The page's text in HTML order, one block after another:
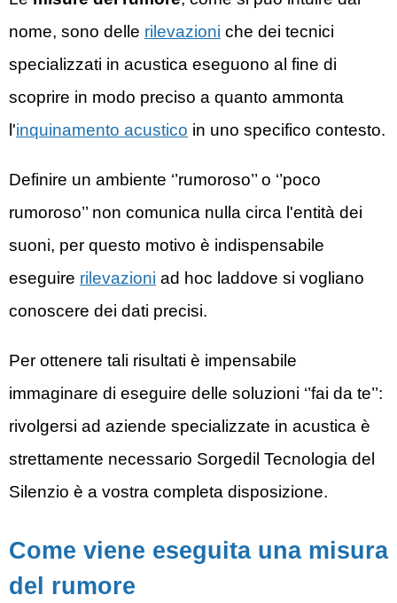
nome, sono delle rilevazioni che dei tecnici
specializzati in acustica eseguono al fine di
scoprire in modo preciso a quanto ammonta
l'inquinamento acustico in uno specifico contesto.
Definire un ambiente ‘’rumoroso’’ o ‘’poco
rumoroso’’ non comunica nulla circa l'entità dei
suoni, per questo motivo è indispensabile
eseguire rilevazioni ad hoc laddove si vogliano
conoscere dei dati precisi.
Per ottenere tali risultati è impensabile
immaginare di eseguire delle soluzioni ‘’fai da te’’:
rivolgersi ad aziende specializzate in acustica è
strettamente necessario Sorgedil Tecnologia del
Silenzio è a vostra completa disposizione.
Come viene eseguita una misura
del rumore